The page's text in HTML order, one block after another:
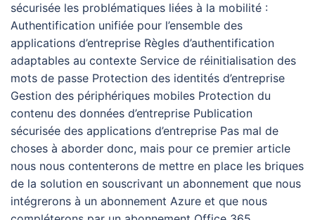
sécurisée les problématiques liées à la mobilité :
Authentification unifiée pour l’ensemble des
applications d’entreprise Règles d’authentification
adaptables au contexte Service de réinitialisation des
mots de passe Protection des identités d’entreprise
Gestion des périphériques mobiles Protection du
contenu des données d’entreprise Publication
sécurisée des applications d’entreprise Pas mal de
choses à aborder donc, mais pour ce premier article
nous nous contenterons de mettre en place les briques
de la solution en souscrivant un abonnement que nous
intégrerons à un abonnement Azure et que nous